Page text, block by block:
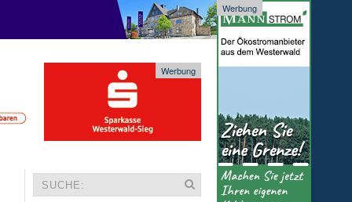
Werbung
Werbung